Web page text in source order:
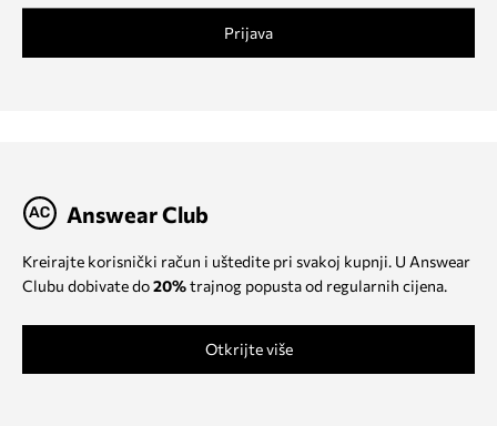
Prijava
Answear Club
Kreirajte korisnički račun i uštedite pri svakoj kupnji. U Answear
Clubu dobivate do20%trajnog popusta od regularnih cijena.
Otkrijte više